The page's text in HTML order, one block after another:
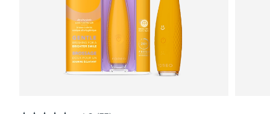
预计送达日期
预计送达日期
预计送达日期